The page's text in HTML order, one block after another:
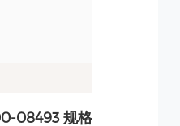
08493 规格